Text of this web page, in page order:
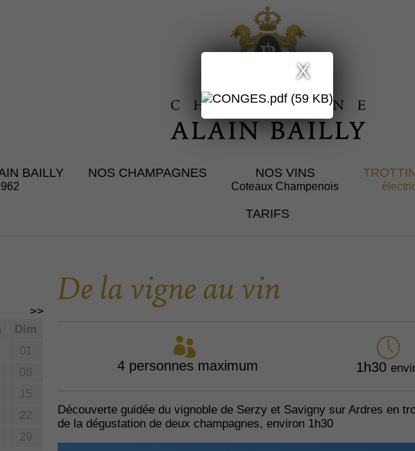
BAILLY NOS CHAMPAGNES NOS VINS
Coteaux Champenois
TARIFS
De la vigne au vin
4 personnes maximum 1h30
Découverte guidée du vignoble de Serzy et Savigny sur Ardres en
de la dégustation de deux champagnes, environ 1h30
>>
Dim
01
08
15
22
29
X